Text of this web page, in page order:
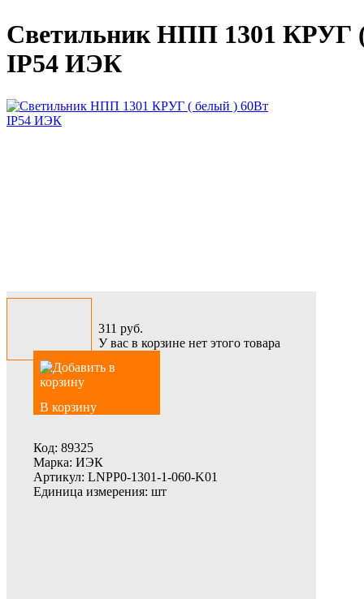
Светильник НПП 1301 КРУГ
IP54 ИЭК
311 руб.
У вас в корзине нет этого товара
В корзину
Код: 89325
Марка: ИЭК
Артикул: LNPP0-1301-1-060-K01
Единица измерения: шт